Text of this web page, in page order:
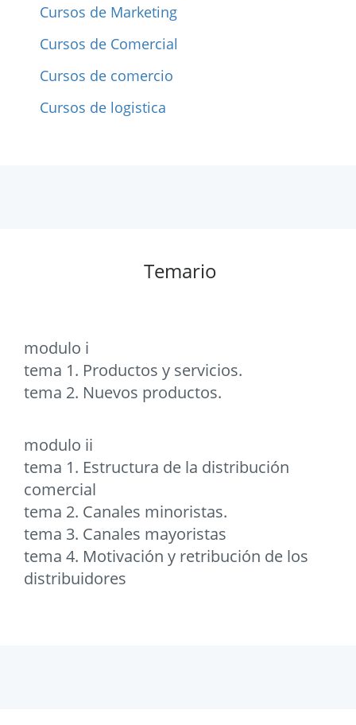
Cursos de Marketing
Cursos de Comercial
Cursos de comercio
Cursos de logistica
Temario
modulo i
tema 1. Productos y servicios.
tema 2. Nuevos productos.
modulo ii
tema 1. Estructura de la distribución
comercial
tema 2. Canales minoristas.
tema 3. Canales mayoristas
tema 4. Motivación y retribución de los
distribuidores